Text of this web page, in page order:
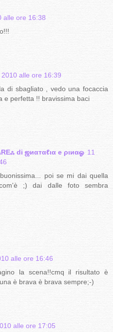
alle ore 16:38
alle ore 16:39
di sbagliato , vedo una focaccia
e perfetta !! bravissima baci
di ஜиαтαℓια e ριиαஓ 11
poi se mi dai quella
;) dai dalle foto sembra
alle ore 16:46
la scena!!cmq il risultato è
è brava è brava sempre;-)
alle ore 17:05